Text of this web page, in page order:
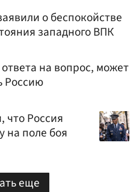
о беспокойстве
западного ВПК
на вопрос, может
Россию
что Россия
на поле боя
еще